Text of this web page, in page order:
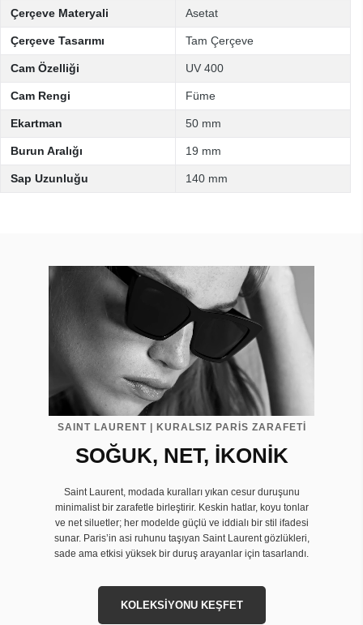
Çerçeve Materyali Asetat
Çerçeve Tasarımı Tam Çerçeve
Cam Özelliği UV 400
Cam Rengi Füme
Ekartman 50 mm
Burun Aralığı 19 mm
Sap Uzunluğu 140 mm
SAINT LAURENT | KURALSIZ PARİS ZARAFETİ
SOĞUK, NET, İKONİK
Saint Laurent, modada kuralları yıkan cesur duruşunu
minimalist bir zarafetle birleştirir. Keskin hatlar, koyu tonlar
ve net siluetler; her modelde güçlü ve iddialı bir stil ifadesi
sunar. Paris’in asi ruhunu taşıyan Saint Laurent gözlükleri,
sade ama etkisi yüksek bir duruş arayanlar için tasarlandı.
KOLEKSİYONU KEŞFET